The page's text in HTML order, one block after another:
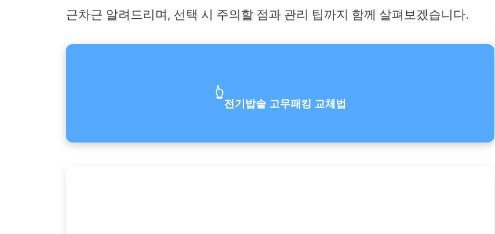
근차근 알려드리며, 선택 시 주의할 점과 관리 팁까지 함께 살펴보겠습니다.
👆
전기밥솥 고무패킹 교체법